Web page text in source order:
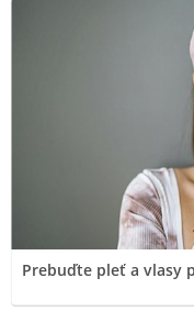
Prebuďte pleť a vlasy